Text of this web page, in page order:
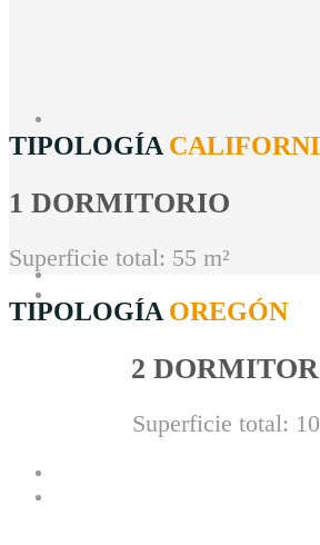
TIPOLOGÍA
1 DORMITORIO
Superficie total: 55 m²
TIPOLOGÍA OREGÓN
2
Superficie total: